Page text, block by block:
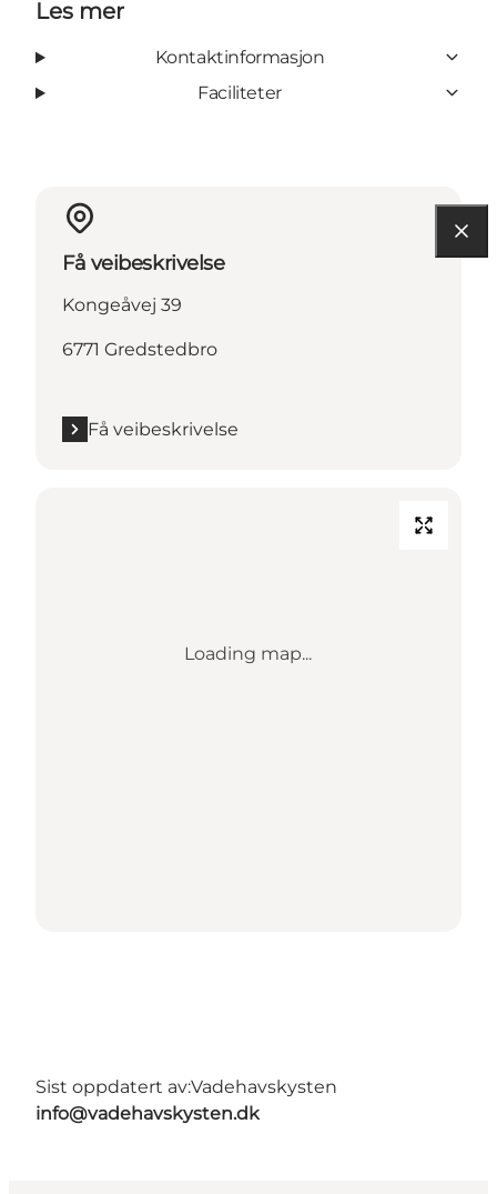
Les mer
Kontaktinformasjon
Faciliteter
Få veibeskrivelse
Kongeåvej 39
6771 Gredstedbro
Få veibeskrivelse
Loading map...
Sist oppdatert av:Vadehavskysten
info@vadehavskysten.dk